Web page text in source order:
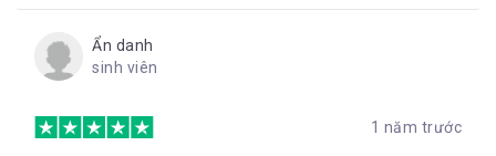
Ẩn danh
sinh viên
1 năm trước